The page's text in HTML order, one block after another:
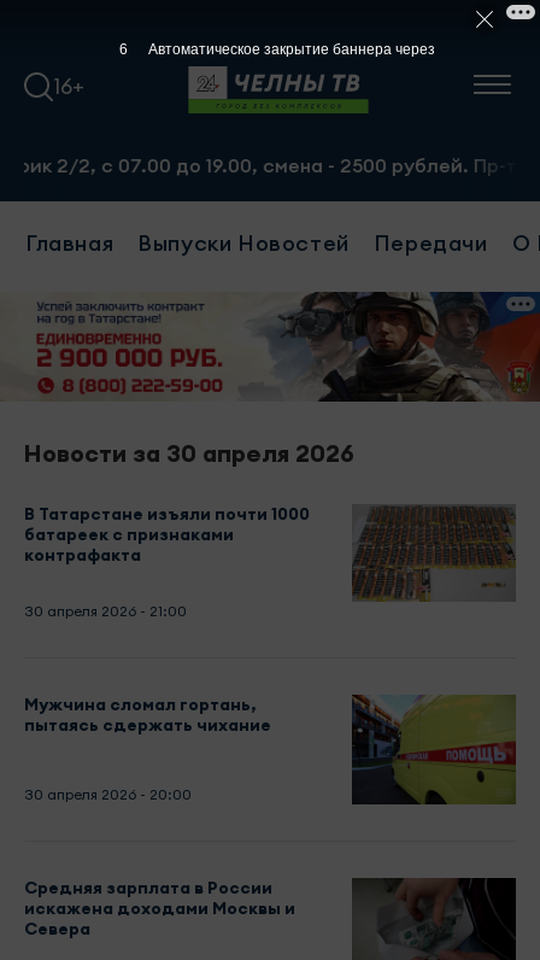
16+
2/2, с 07.00 до 19.00, смена - 2500 рублей. Пр-т
Главная Выпуски Новостей Передачи О
Новости за 30 апреля 2026
В Татарстане изъяли почти 1000
батареек с признаками
контрафакта
30 апреля 2026 - 21:00
Мужчина сломал гортань,
пытаясь сдержать чихание
30 апреля 2026 - 20:00
Средняя зарплата в России
искажена доходами Москвы и
Севера
5 Автоматическое закрытие баннера через